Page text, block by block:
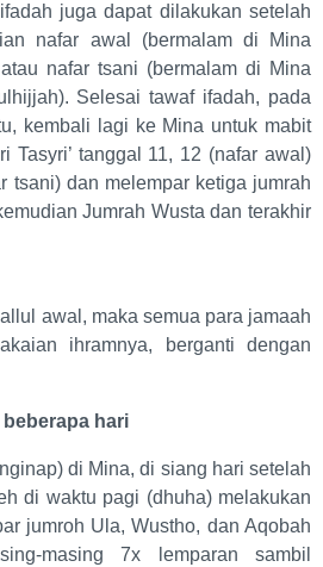
juga dapat dilakukan setelah
nafar awal (bermalam di Mina
nafar tsani (bermalam di Mina
Selesai tawaf ifadah, pada
kembali lagi ke Mina untuk mabit
Tasyri’ tanggal 11, 12 (nafar awal)
tsani) dan melempar ketiga jumrah
Jumrah Wusta dan terakhir
awal, maka semua para jamaah
ihramnya, berganti dengan
beberapa hari
di Mina, di siang hari setelah
di waktu pagi (dhuha) melakukan
jumroh Ula, Wustho, dan Aqobah
masing 7x lemparan sambil